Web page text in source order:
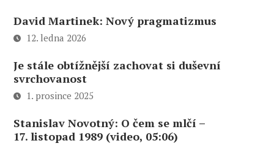
David Martinek: Nový pragmatizmus
12. ledna 2026
Je stále obtížnější zachovat si duševní
svrchovanost
1. prosince 2025
Stanislav Novotný: O čem se mlčí –
17. listopad 1989 (video, 05:06)